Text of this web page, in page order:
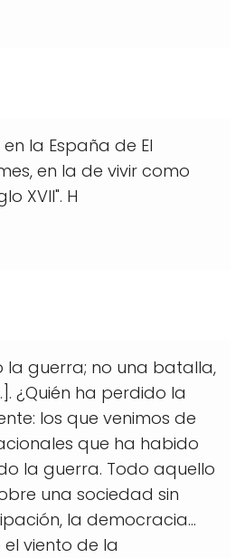
la España de El
en la de vivir como
XVII". H
la guerra; no una batalla,
¿Quién ha perdido la
los que venimos de
que ha habido
la guerra. Todo aquello
una sociedad sin
la democracia...
viento de la